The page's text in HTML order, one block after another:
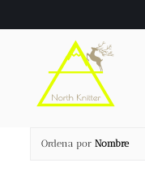
al
Ordena por Nombre